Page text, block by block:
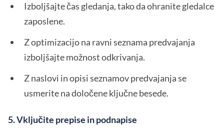
Izboljšajte čas gledanja, tako da ohranite gledalce
zaposlene.
Z optimizacijo na ravni seznama predvajanja
izboljšajte možnost odkrivanja.
Z naslovi in opisi seznamov predvajanja se
usmerite na določene ključne besede.
5. Vključite prepise in podnapise